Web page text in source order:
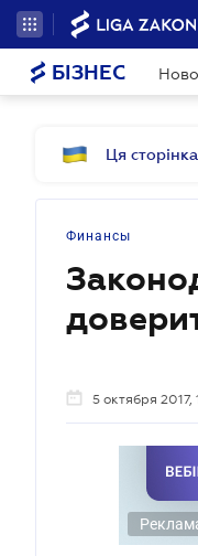
БІЗНЕС
Ця
Финансы
5 октября 2017,